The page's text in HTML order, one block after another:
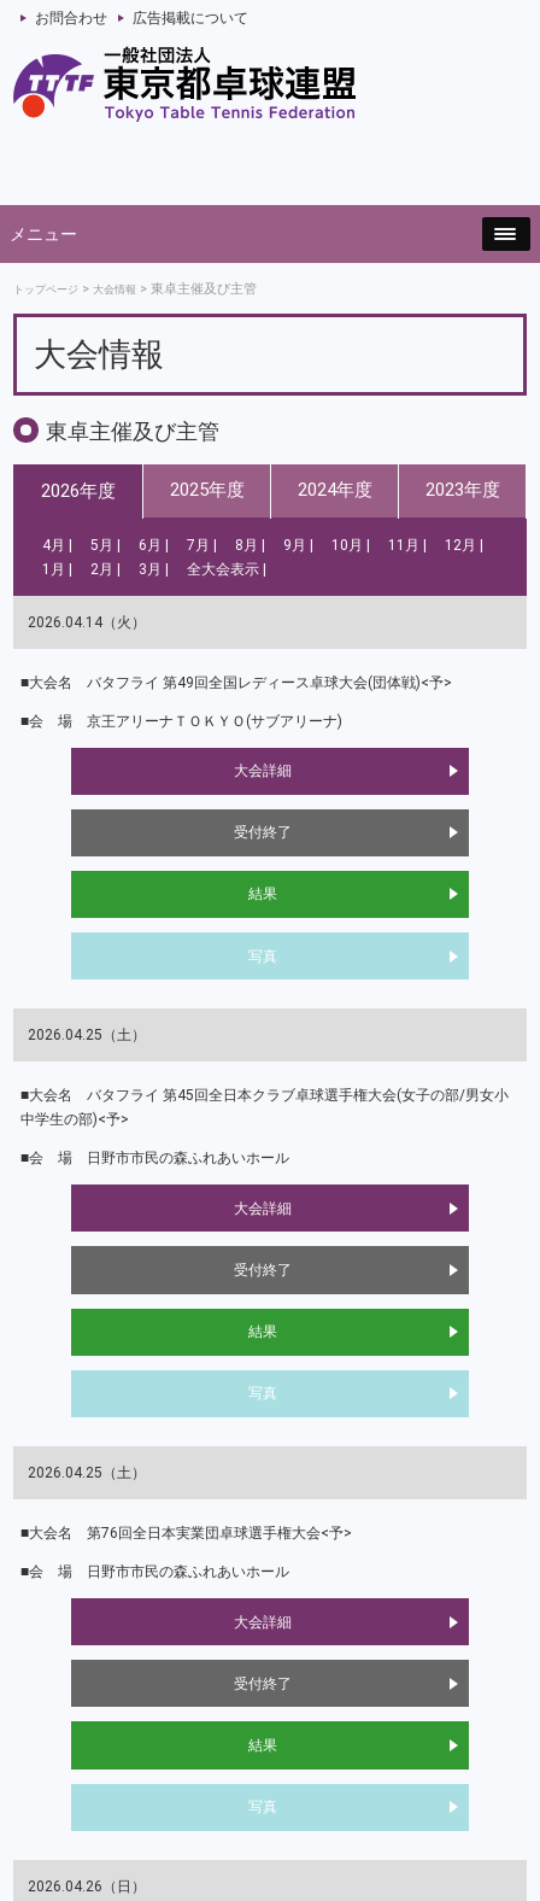
お問合わせ 広告掲載について
メニュー
トップページ 大会情報 東卓主催及び主管
大会情報
東卓主催及び主管
2026年度 2025年度 2024年度 2023年度
4月 5月 6月 7月 8月 9月 10月 11月
12月
1月
2月 3月 全大会表示
2026.04.14（火）
バタフライ 第49回全国レディース卓球大会(団体戦)<予>
京王アリーナＴＯＫＹＯ(サブアリーナ)
大会詳細
受付終了
結果
写真
2026.04.25（土）
バタフライ 第45回全日本クラブ卓球選手権大会(女子の部/男女小
中学生の部)<予>
日野市市民の森ふれあいホール
大会詳細
受付終了
結果
写真
2026.04.25（土）
第76回全日本実業団卓球選手権大会<予>
日野市市民の森ふれあいホール
大会詳細
受付終了
結果
写真
2026.04.26（日）